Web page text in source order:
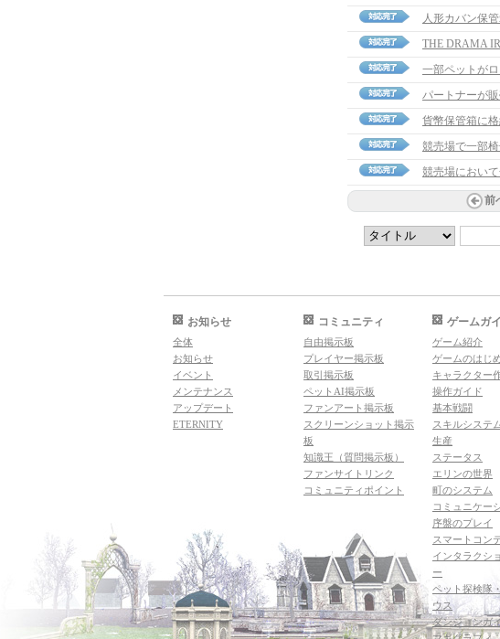
人形カバン保
THE DRAMA
一部ペットが
パートナーが
貨幣保管箱に
競売場で一部
前
お知らせ
全体
お知らせ
イベント
メンテナンス
アップデート
ETERNITY
コミュニティ
自由掲示板
プレイヤー掲示板
取引掲示板
ペットAI掲示板
ファンアート掲示板
スクリーンショット掲示
板
知識王（質問掲示板）
ファンサイトリンク
コミュニティポイント
ゲームガ
ゲーム紹介
ゲームのはじ
キャラクター
操作ガイド
基本戦闘
スキルシステ
生産
ステータス
エリンの世界
町のシステム
コミュニケー
序盤のプレイ
スマートコン
インタラクシ
ー
ペット探検隊
ウス
ダンジョンガ